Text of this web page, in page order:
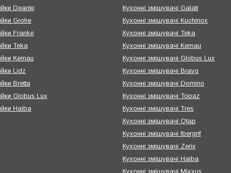
Deante
Grohe
Franke
Teka
Kernau
Lidz
Bretta
Globus Lux
Haiba
Кухонні змішувачі Galati
Кухонні змішувачі Kuchinox
Кухонні змішувачі Teka
Кухонні змішувачі Kernau
Кухонні змішувачі Globus Lux
Кухонні змішувачі Bravo
Кухонні змішувачі Domino
Кухонні змішувачі Topaz
Кухонні змішувачі Tres
Кухонні змішувачі Qtap
Кухонні змішувачі Ibergrif
Кухонні змішувачі Zerix
Кухонні змішувачі Haiba
Кухонні змішувачі Mixxus